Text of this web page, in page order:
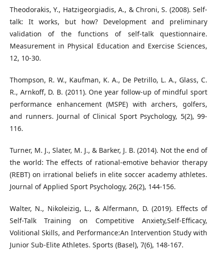
Theodorakis, Y., Hatzigeorgiadis, A., & Chroni, S. (2008). Self-
talk: It works, but how? Development and preliminary
validation of the functions of self-talk questionnaire.
Measurement in Physical Education and Exercise Sciences,
12, 10-30.
Thompson, R. W., Kaufman, K. A., De Petrillo, L. A., Glass, C.
R., Arnkoff, D. B. (2011). One year follow-up of mindful sport
performance enhancement (MSPE) with archers, golfers,
and runners. Journal of Clinical Sport Psychology, 5(2), 99-
116.
Turner, M. J., Slater, M. J., & Barker, J. B. (2014). Not the end of
the world: The effects of rational-emotive behavior therapy
(REBT) on irrational beliefs in elite soccer academy athletes.
Journal of Applied Sport Psychology, 26(2), 144-156.
Walter, N., Nikoleizig, L., & Alfermann, D. (2019). Effects of
Self-Talk Training on Competitive Anxiety,Self-Efficacy,
Volitional Skills, and Performance:An Intervention Study with
Junior Sub-Elite Athletes. Sports (Basel), 7(6), 148-167.